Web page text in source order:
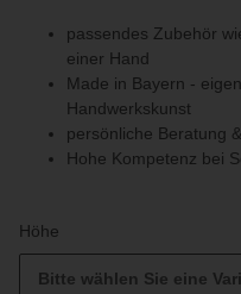
passendes Zubehör
einer Hand
Made in Bayern -
Handwerkskunst
persönliche Beratung
Hohe Kompetenz bei
Höhe
Bitte wählen Sie eine